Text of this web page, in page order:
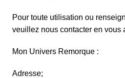
Pour toute utilisation ou
veuillez nous contacter en vous
Mon Univers Remorque :
Adresse;